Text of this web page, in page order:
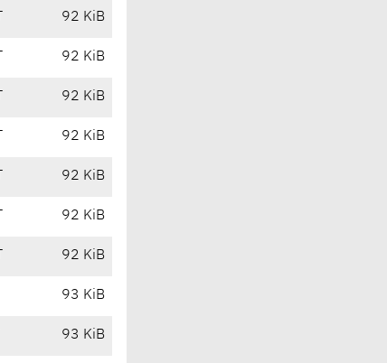
92 KiB
92 KiB
92 KiB
92 KiB
92 KiB
92 KiB
92 KiB
93 KiB
93 KiB